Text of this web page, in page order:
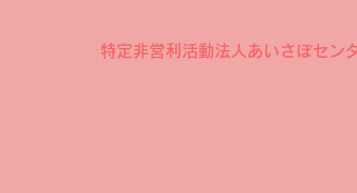
特定非営利活動法人あいさぽセン